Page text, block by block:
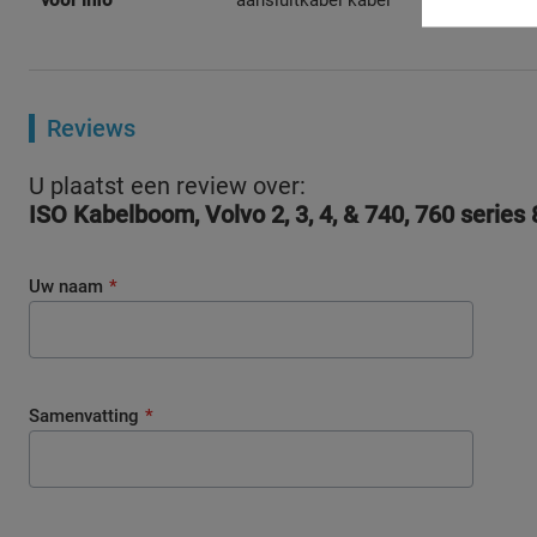
Reviews
U plaatst een review over:
ISO Kabelboom, Volvo 2, 3, 4, & 740, 760 series
Uw naam
Samenvatting